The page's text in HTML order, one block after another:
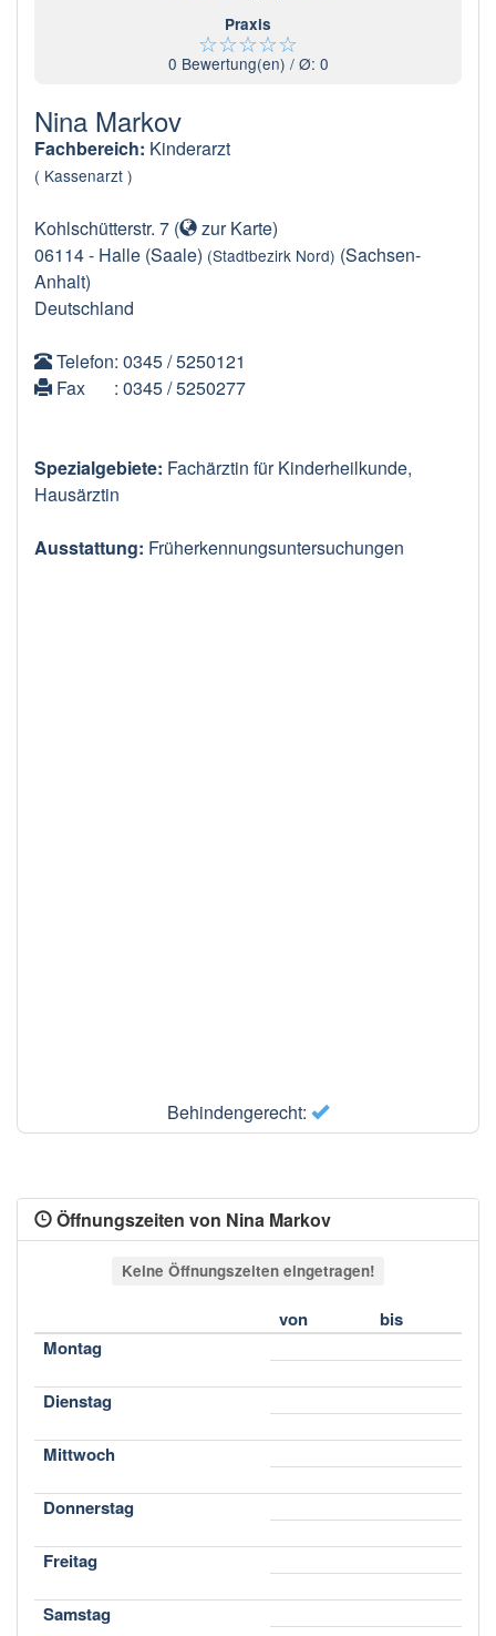
Praxis
☆☆☆☆☆
0 Bewertung(en) / Ø: 0
Nina Markov
Fachbereich: Kinderarzt
( Kassenarzt )
Kohlschütterstr. 7 ( zur Karte)
06114- Halle (Saale) (Stadtbezirk Nord) (Sachsen-
Anhalt)
Deutschland
Telefon: 0345 / 5250121
Fax
: 0345 / 5250277
Spezialgebiete: Fachärztin für Kinderheilkunde,
Hausärztin
Ausstattung: Früherkennungsuntersuchungen
Behindengerecht:
Öffnungszeiten von Nina Markov
Keine Öffnungszeiten eingetragen!
von
bis
Montag
Dienstag
Mittwoch
Donnerstag
Freitag
Samstag